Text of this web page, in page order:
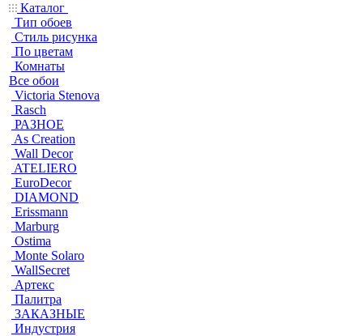
Каталог
Тип обоев
Стиль рисунка
По цветам
Комнаты
Все обои
Victoria Stenova
Rasch
РАЗНОЕ
As Creation
Wall Decor
ATELIERO
EuroDecor
DIAMOND
Erissmann
Marburg
Ostima
Monte Solaro
WallSecret
Артекс
Палитра
ЗАКАЗНЫЕ
Индустрия